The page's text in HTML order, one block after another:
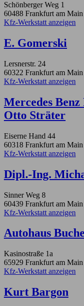
Schönberger Weg 1
60488 Frankfurt am Main
Kfz-Werkstatt anzeigen
E. Gomerski
Lersnerstr. 24
60322 Frankfurt am Main
Kfz-Werkstatt anzeigen
Mercedes
Otto Sträter
Eiserne Hand 44
60318 Frankfurt am Main
Kfz-Werkstatt anzeigen
Dipl.-Ing.
Sinner Weg 8
60439 Frankfurt am Main
Kfz-Werkstatt anzeigen
Autohaus
Kasinostraße 1a
65929 Frankfurt am Main
Kfz-Werkstatt anzeigen
Kurt Bargon